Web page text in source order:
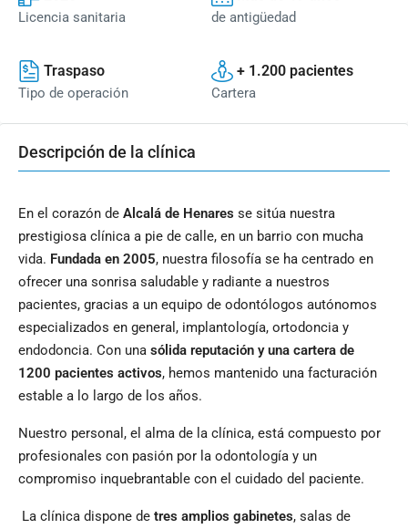
Licencia sanitaria de antigüedad
Traspaso
Tipo de operación
+ 1.200 pacientes
Cartera
Descripción de la clínica
En el corazón de Alcalá de Henares se sitúa nuestra
prestigiosa clínica a pie de calle, en un barrio con mucha
vida. Fundada en 2005, nuestra filosofía se ha centrado en
ofrecer una sonrisa saludable y radiante a nuestros
pacientes, gracias a un equipo de odontólogos autónomos
especializados en general, implantología, ortodoncia y
endodoncia. Con una sólida reputación y una cartera de
1200 pacientes activos, hemos mantenido una facturación
estable a lo largo de los años.
Nuestro personal, el alma de la clínica, está compuesto por
profesionales con pasión por la odontología y un
compromiso inquebrantable con el cuidado del paciente.
La clínica dispone de tres amplios gabinetes, salas de